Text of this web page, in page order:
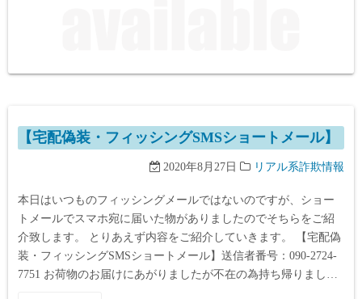
【宅配偽装・フィッシングSMSショートメール】
2020年8月27日 リアル系詐欺情報
本日はいつものフィッシングメールではないのですが、ショー
トメールでスマホ宛に届いた物がありましたのでそちらをご紹
介致します。 とりあえず内容をご紹介していきます。 【宅配偽
装・フィッシングSMSショートメール】送信者番号：090-2724-
7751 お荷物のお届けにあがりましたが不在の為持ち帰りまし…